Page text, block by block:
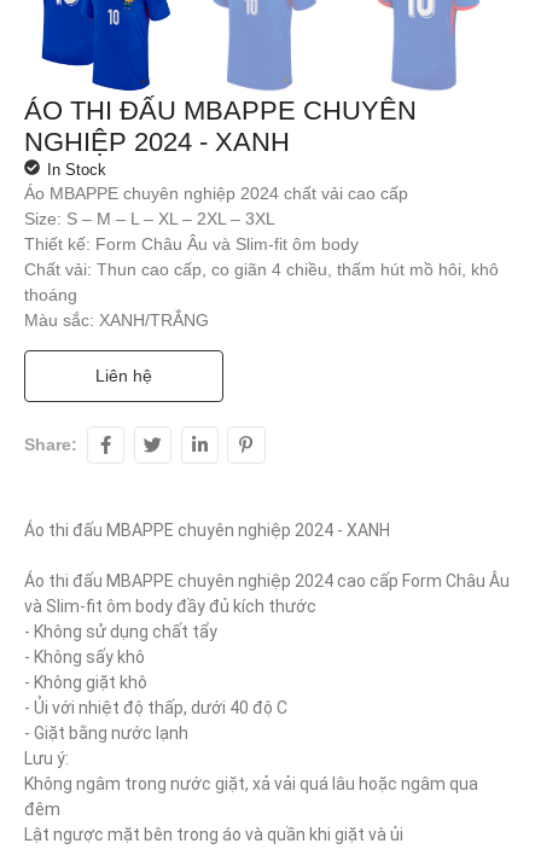
ÁO THI ĐẤU MBAPPE CHUYÊN
NGHIỆP 2024 - XANH
In Stock
Áo MBAPPE chuyên nghiệp 2024 chất vải cao cấp
Size: S – M – L – XL – 2XL – 3XL
Thiết kế: Form Châu Âu và Slim-fit ôm body
Chất vải: Thun cao cấp, co giãn 4 chiều, thấm hút mồ hôi, khô
thoáng
Màu sắc: XANH/TRẮNG
Liên hệ
Share:
Áo thi đấu MBAPPE chuyên nghiệp 2024 - XANH
Áo thi đấu MBAPPE chuyên nghiệp 2024 cao cấp Form Châu Âu
và Slim-fit ôm body đầy đủ kích thước
- Không sử dụng chất tẩy
- Không sấy khô
- Không giặt khô
- Ủi với nhiệt độ thấp, dưới 40 độ C
- Giặt bằng nước lạnh
Lưu ý:
Không ngâm trong nước giặt, xả vải quá lâu hoặc ngâm qua
đêm
Lật ngược mặt bên trong áo và quần khi giặt và ủi